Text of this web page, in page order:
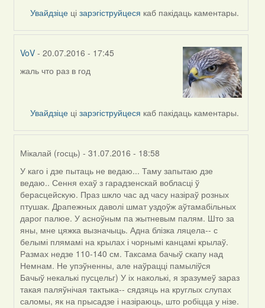
Увайдзіце цізарэгіструйцеся каб пакідаць каментары.
VoV - 20.07.2016 - 17:45
In
жаль что раз в год
Увайдзіце цізарэгіструйцеся каб пакідаць каментары.
Мікалай (госць) - 31.07.2016 - 18:58
In
reply
to
by
Harrier
У каго і дзе пытаць не ведаю... Таму запытаю дзе
ведаю.. Сення ехаў з гарадзенскай вобласці ў
берасцейскую. Праз шкло час ад часу назіраў розных
птушак. Драпежных даволі шмат уздоўж аўтамабільных
дарог палюе. У асноўным па жытневым палям. Што за
яны, мне цяжка вызначыць. Адна блізка ляцела-- с
белымі плямамі на крылах і чорнымі канцамі крылаў.
Размах недзе 110-140 см. Таксама бачыў скапу над
Немнам. Не упэўненны, але наўрацці памыліўся
Бачыў некалькі пусцельг) У іх наколькі, я зразумеў зараз
такая паляўнічая тактыка-- сядзяць на круглых слупах
саломы, як на прысадзе і назіраюць, што робіцца у нізе.